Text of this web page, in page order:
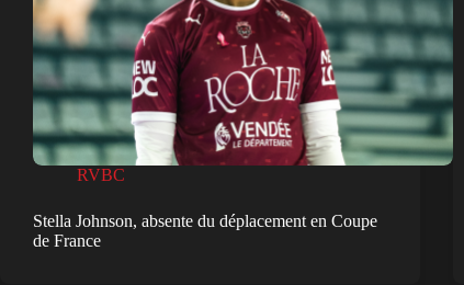
RVBC
Stella Johnson, absente du déplacement en Coupe
de France